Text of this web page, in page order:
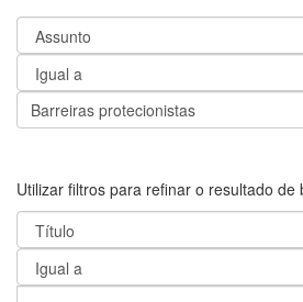
Utilizar filtros para refinar o resultado de